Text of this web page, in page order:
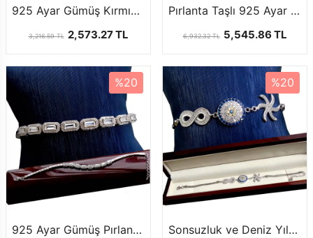
925 Ayar Gümüş Kırmızı Kalp Bayan Bileklik
3,216.59 TL 2,573.27 TL
Pırlanta Taşlı 925 Ayar Gümüş Bayan Bileklik
6,932.32 TL 5,545.86 TL
%20
925 Ayar Gümüş Pırlanta Taşlı Bayan Bileklik
%20
Sonsuzluk ve Deniz Yıldızlı 925 Ayar Gümüş Bileklik